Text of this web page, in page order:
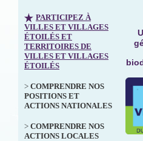
PARTICIPEZ À
VILLES ET VILLAGES
ÉTOILÉS ET
TERRITOIRES DE
VILLES ET VILLAGES
ÉTOILÉS
> COMPRENDRE NOS
POSITIONS ET
ACTIONS NATIONALES
> COMPRENDRE NOS
ACTIONS LOCALES